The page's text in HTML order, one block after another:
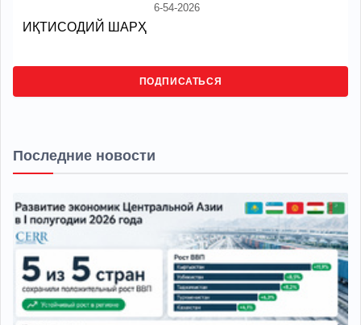
6-54-2026
ИҚТИСОДИЙ ШАРҲ
ПОДПИСАТЬСЯ
Последние новости